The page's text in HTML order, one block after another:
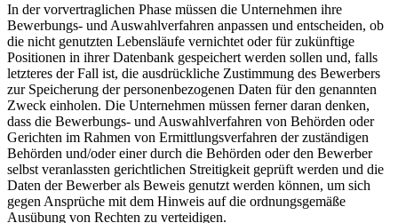
In der vorvertraglichen Phase müssen die Unternehmen ihre
Bewerbungs- und Auswahlverfahren anpassen und entscheiden, ob
die nicht genutzten Lebensläufe vernichtet oder für zukünftige
Positionen in ihrer Datenbank gespeichert werden sollen und, falls
letzteres der Fall ist, die ausdrückliche Zustimmung des Bewerbers
zur Speicherung der personenbezogenen Daten für den genannten
Zweck einholen. Die Unternehmen müssen ferner daran denken,
dass die Bewerbungs- und Auswahlverfahren von Behörden oder
Gerichten im Rahmen von Ermittlungsverfahren der zuständigen
Behörden und/oder einer durch die Behörden oder den Bewerber
selbst veranlassten gerichtlichen Streitigkeit geprüft werden und die
Daten der Bewerber als Beweis genutzt werden können, um sich
gegen Ansprüche mit dem Hinweis auf die ordnungsgemäße
Ausübung von Rechten zu verteidigen.